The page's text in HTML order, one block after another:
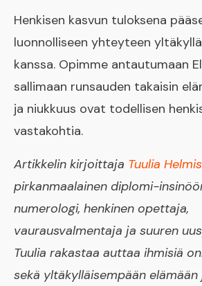
Henkisen kasvun tuloksena
luonnolliseen yhteyteen
kanssa. Opimme antautumaan
sallimaan runsauden takaisin
ja niukkuus ovat todellisen
vastakohtia.
Artikkelin kirjoittaja Tuulia
pirkanmaalainen diplomi-
numerologi, henkinen opettaja,
vaurausvalmentaja ja suuren
Tuulia rakastaa auttaa ihmisiä
sekä yltäkylläisempään